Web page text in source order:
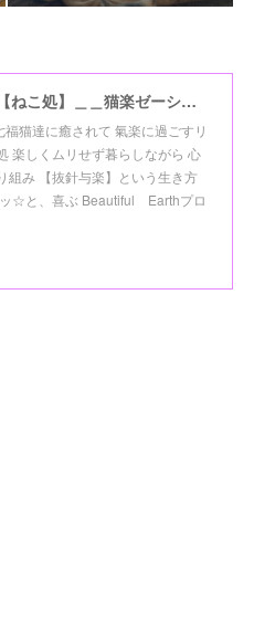
抜針与楽＿＿【ねこ処】＿＿猫楽ゼーションHome☆
猫達に癒されて 氣楽に過ごすリ
楽しくムリせず暮らしながら 心
組み 【抜針与楽】という生き方
☆と、喜ぶ Beautiful Earthプロ